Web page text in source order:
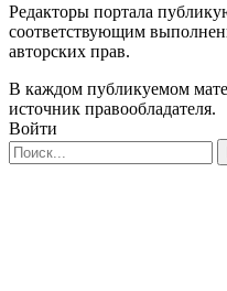
Редакторы портала
соответствующим
авторских прав.
В каждом публикуемом
источник правообладателя.
Войти